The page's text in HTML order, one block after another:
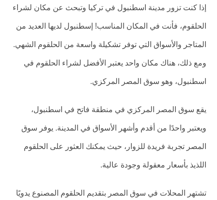
إذا كنت تزور مدينة اسطنبول في تركيا وتبحث عن مكان لشراء
الحلقوم، فأنت في المكان المناسب! إسطنبول لديها العديد من
المتاجر والأسواق التي توفر تشكيلة واسعة من الحلقوم الشهي.
ومع ذلك، هناك مكان واحد يعتبر الأفضل لشراء الحلقوم في
اسطنبول، وهو سوق المصر المركزي.
يقع سوق المصر المركزي في منطقة فاتح في اسطنبول،
ويعتبر واحدًا من أقدم وأشهر الأسواق في المدينة. يوفر سوق
المصر تجربة فريدة للزوار، حيث يمكنك العثور على الحلقوم
اللذيذ بأسعار معقولة وجودة عالية.
تشتهر المحلات في سوق المصر بتقديم الحلقوم المصنوع يدويًا